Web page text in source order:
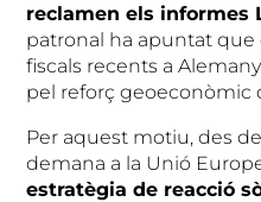
reclamen els informes
patronal ha apuntat que
fiscals recents a
pel reforç geoeconòmic
Per aquest motiu, des
demana a la Unió
estratègia de reacció